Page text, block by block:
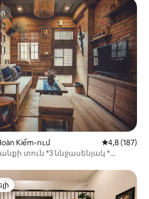
Kiếm-ում Միջին
4,8 (187)
տուն *3 ննջասենյակ *
լավագույն տները